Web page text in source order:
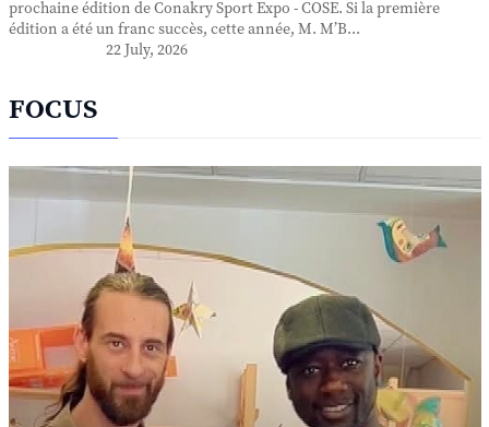
prochaine édition de Conakry Sport Expo - COSE. Si la première
édition a été un franc succès, cette année, M. M’B...
22 July, 2026
FOCUS